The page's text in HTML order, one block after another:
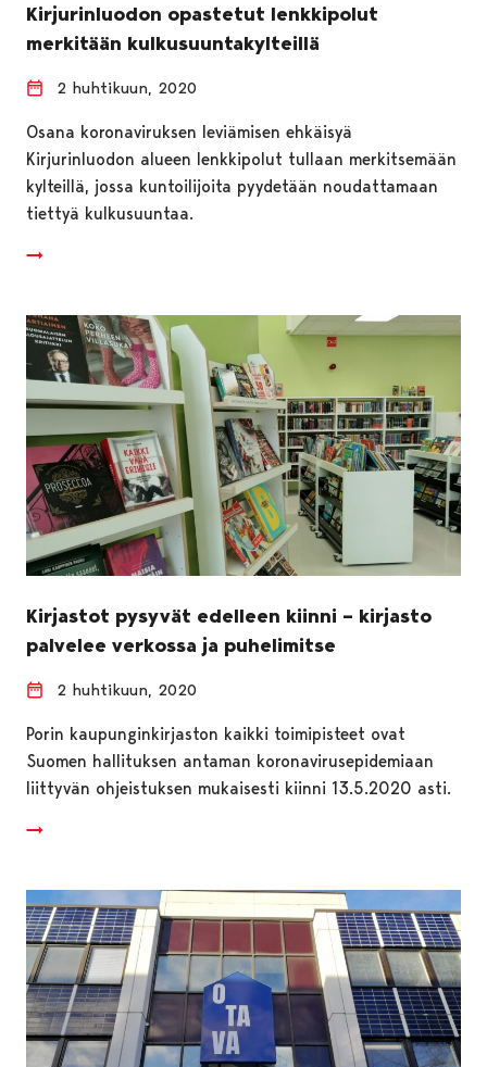
Kirjurinluodon opastetut lenkkipolut
merkitään kulkusuuntakylteillä
2 huhtikuun, 2020
Osana koronaviruksen leviämisen ehkäisyä
Kirjurinluodon alueen lenkkipolut tullaan merkitsemään
kylteillä, jossa kuntoilijoita pyydetään noudattamaan
tiettyä kulkusuuntaa.
Kirjastot pysyvät edelleen kiinni – kirjasto
palvelee verkossa ja puhelimitse
2 huhtikuun, 2020
Porin kaupunginkirjaston kaikki toimipisteet ovat
Suomen hallituksen antaman koronavirusepidemiaan
liittyvän ohjeistuksen mukaisesti kiinni 13.5.2020 asti.